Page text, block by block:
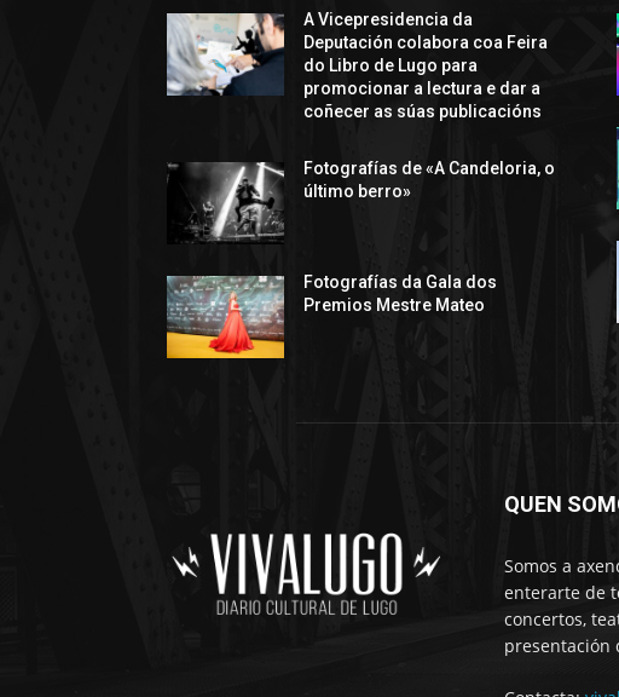
A Vicepresidencia da
Deputación colabora coa Feira
do Libro de Lugo para
promocionar a lectura e dar a
coñecer as súas publicacións
Fotografías de «A Candeloria, o
último berro»
Fotografías da Gala dos
Premios Mestre Mateo
QUEN
Somos a
enterarte de
concertos,
presentación